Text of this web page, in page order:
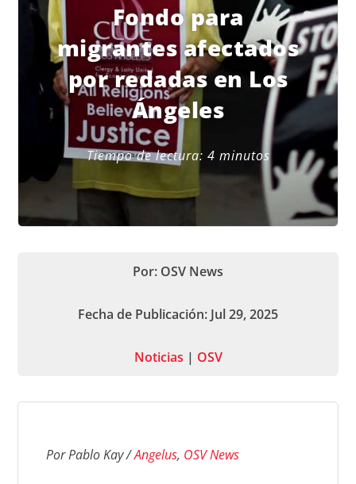
Fondo para
migrantes afectados
por redadas en Los
Ángeles
Tiempo de lectura: 4 minutos
Por: OSV News
Fecha de Publicación: Jul 29, 2025
Noticias | OSV
Por Pablo Kay /Angelus, OSV News